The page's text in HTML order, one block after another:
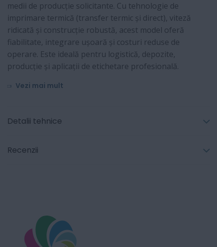
medii de producție solicitante. Cu tehnologie de
imprimare termică (transfer termic și direct), viteză
ridicată și construcție robustă, acest model oferă
fiabilitate, integrare ușoară și costuri reduse de
operare. Este ideală pentru logistică, depozite,
producție și aplicații de etichetare profesională.
Vezi mai mult
Detalii tehnice
Recenzii